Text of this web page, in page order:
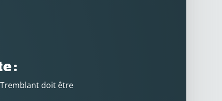
:
Tremblant doit être